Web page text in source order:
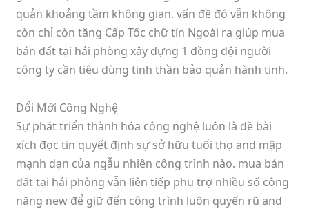
quản khoảng tầm không gian. vấn đề đó vẫn không
còn chỉ còn tăng Cấp Tốc chữ tín Ngoài ra giúp mua
bán đất tại hải phòng xây dựng 1 đồng đội người
công ty cần tiêu dùng tinh thần bảo quản hành tinh.
Đổi Mới Công Nghệ
Sự phát triển thành hóa công nghệ luôn là đề bài
xích đọc tin quyết định sự sở hữu tuổi thọ and mập
mạnh dạn của ngẫu nhiên công trình nào. mua bán
đất tại hải phòng vẫn liên tiếp phụ trợ nhiều số công
năng new để giữ đến công trình luôn quyến rũ and